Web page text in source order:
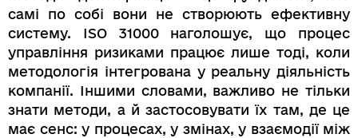
самі по собі вони не створюють ефективну
систему. ISO 31000 наголошує, що процес
управління ризиками працює лише тоді, коли
методологія інтегрована у реальну діяльність
компанії. Іншими словами, важливо не тільки
знати методи, а й застосовувати їх там, де це
має сенс: у процесах, у змінах, у взаємодії між